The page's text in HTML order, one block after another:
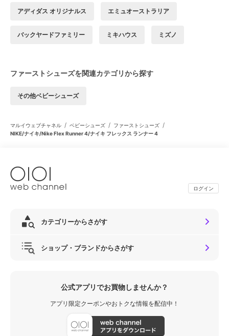
アディダス オリジナルス エミュオーストラリア
バックヤードファミリー ミキハウス ミズノ
ファーストシューズを関連カテゴリから探す
その他ベビーシューズ
マルイウェブチャネル / ベビーシューズ / ファーストシューズ /
NIKE/ナイキ/Nike Flex Runner 4/ナイキ フレックス ランナー 4
ログイン
カテゴリーからさがす
ショップ・ブランドからさがす
公式アプリでお買物しませんか？
アプリ限定クーポンやおトクな情報を配信中！